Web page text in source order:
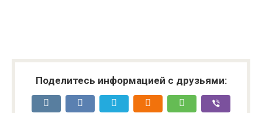
Поделитесь информацией с друзьями: